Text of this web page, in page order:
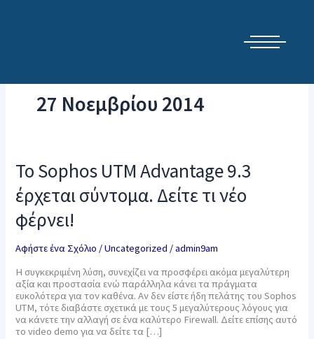
27 Νοεμβρίου 2014
Το Sophos UTM Advantage 9.3
έρχεται σύντομα. Δείτε τι νέο
φέρνει!
Αφήστε ένα Σχόλιο /Uncategorized /admin9am
Η συγκεκριμένη λύση, συνεχίζει να προσφέρει ακόμα μεγαλύτερη
αξία και προστασία ενώ παράλληλα κάνει τα πράγματα
ευκολότερα για τον καθένα. Αν δεν είστε ήδη πελάτης του Sophos
UTM, τότε διαβάστε σχετικά με τους 5 μεγαλύτερους λόγους για
να κάνετε την αλλαγή σε ένα καλύτερο Firewall. Δείτε επίσης αυτό
το video demo για να δείτε τα […]
Το
Sophos
UTM
Advantage
9.3
έρχεται
Δείτε
νέο
φέρνει!